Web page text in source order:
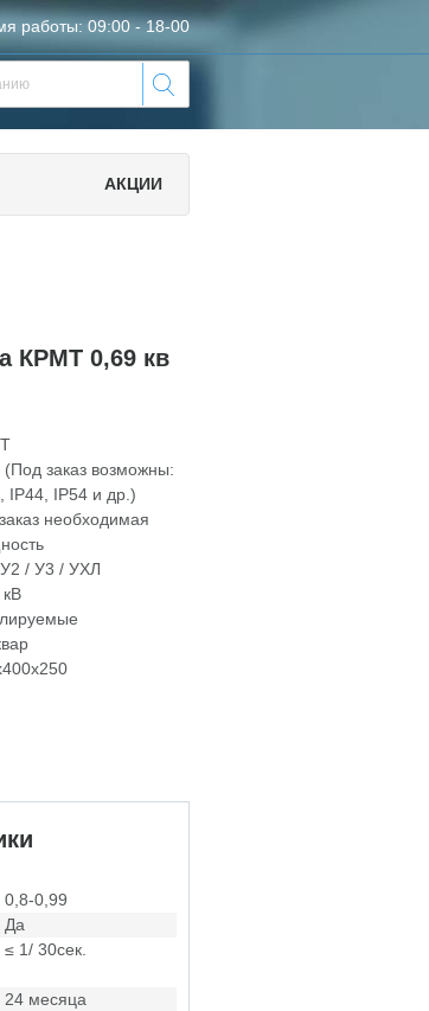
работы: 09:00 - 18-00
АКЦИИ
КРМТ 0,69 кв
(Под заказ возможны:
IP44, IP54 и др.)
необходимая
/ У3 / УХЛ
0,8-0,99
Да
≤ 1/ 30сек.
24 месяца